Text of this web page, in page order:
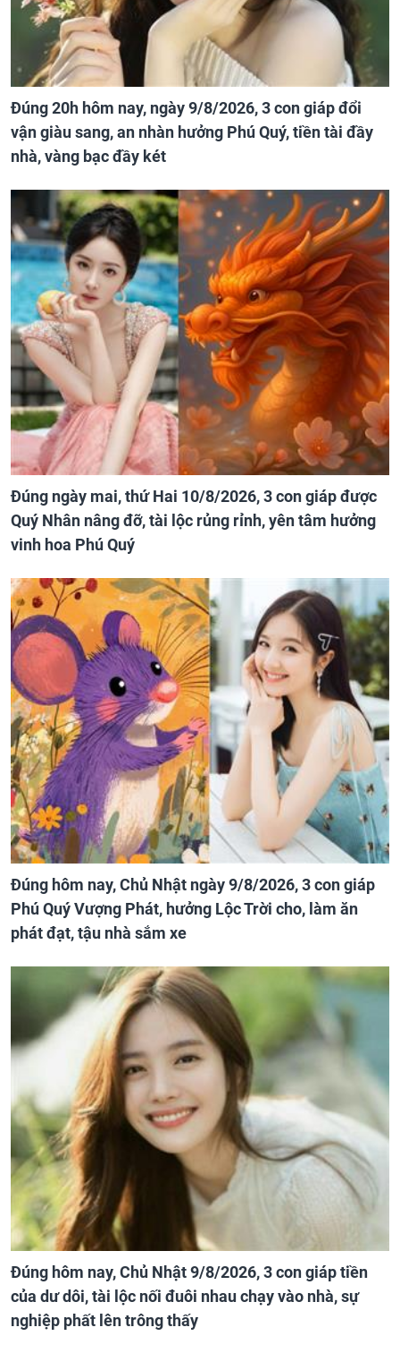
Đúng 20h hôm nay, ngày 9/8/2026, 3 con giáp đổi
vận giàu sang, an nhàn hưởng Phú Quý, tiền tài đầy
nhà, vàng bạc đầy két
Đúng ngày mai, thứ Hai 10/8/2026, 3 con giáp được
Quý Nhân nâng đỡ, tài lộc rủng rỉnh, yên tâm hưởng
vinh hoa Phú Quý
Đúng hôm nay, Chủ Nhật ngày 9/8/2026, 3 con giáp
Phú Quý Vượng Phát, hưởng Lộc Trời cho, làm ăn
phát đạt, tậu nhà sắm xe
Đúng hôm nay, Chủ Nhật 9/8/2026, 3 con giáp tiền
của dư dôi, tài lộc nối đuôi nhau chạy vào nhà, sự
nghiệp phất lên trông thấy